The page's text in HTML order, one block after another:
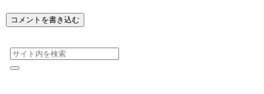
コメントを書き込む